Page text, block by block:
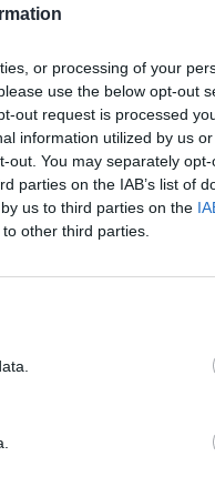
or processing of your
use the below opt-out
out request is processed
information utilized by us
out. You may separately
parties on the IAB’s list of
us to third parties on the
other third parties.
stremate
dal
il
di un
con o
serie di
a partire
bene le
di
marito
poi,
è difficile
e a